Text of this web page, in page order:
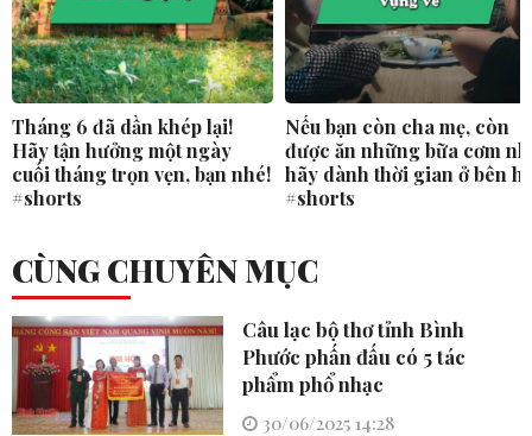
Tháng 6 đã dần khép lại!
Hãy tận hưởng một ngày
cuối tháng trọn vẹn, bạn nhé!
#shorts
Nếu bạn còn cha mẹ, còn
được ăn những bữa cơm
hãy dành thời gian ở bên
#shorts
CÙNG CHUYÊN MỤC
Câu lạc bộ thơ tỉnh Bình
Phước phấn đấu có 5 tác
phẩm phổ nhạc
30/06/2025 14:28